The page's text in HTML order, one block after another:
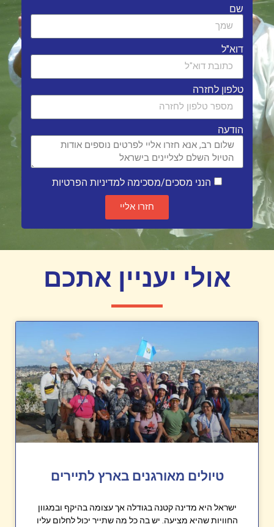
שם
דוא"ל
טלפון לחזרה
הודעה
הנני מסכים/מסכימה למדיניות הפרטיות
חזרו אליי
אולי יעניין אתכם
טיולים מאורגנים בארץ לתיירים
ישראל היא מדינה קטנה בגודלה אך עצומה בהיקף ובמגוון
החוויות שהיא מציעה. יש בה כל מה שתייר יכול לחלום עליו